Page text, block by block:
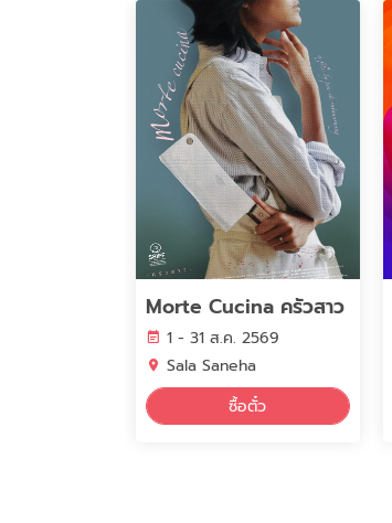
Morte Cucina ครัวสาว
1 - 31 ส.ค. 2569
Sala Saneha
ซื้อตั๋ว